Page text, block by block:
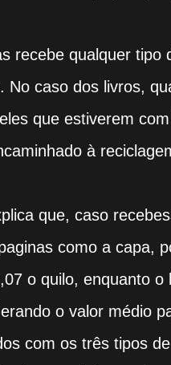
recebe qualquer
No caso dos livros,
que estiverem
à
que, caso
como a capa,
o quilo, enquanto
o valor médio
com os três tipos